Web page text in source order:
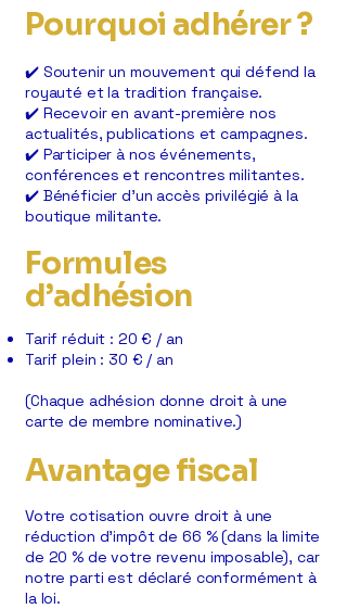
Pourquoi adhérer ?​
✔️ Soutenir un mouvement qui défend la
royauté et la tradition française.
✔️ Recevoir en avant-première nos
actualités, publications et campagnes.
✔️ Participer à nos événements,
conférences et rencontres militantes.
✔️ Bénéficier d’un accès privilégié à la
boutique militante.
Formules
d’adhésion
Tarif réduit : 20 € / an
Tarif plein : 30 € / an
(Chaque adhésion donne droit à une
carte de membre nominative.)
Avantage fiscal
Votre cotisation ouvre droit à une
réduction d’impôt de 66 % (dans la limite
de 20 % de votre revenu imposable), car
notre parti est déclaré conformément à
la loi.